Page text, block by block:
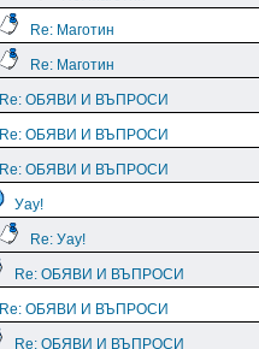
Re: Маготин
Re: Маготин
Re: ОБЯВИ И ВЪПРОСИ
Re: ОБЯВИ И ВЪПРОСИ
Re: ОБЯВИ И ВЪПРОСИ
Уау!
Re: Уау!
Re: ОБЯВИ И ВЪПРОСИ
Re: ОБЯВИ И ВЪПРОСИ
Re: ОБЯВИ И ВЪПРОСИ